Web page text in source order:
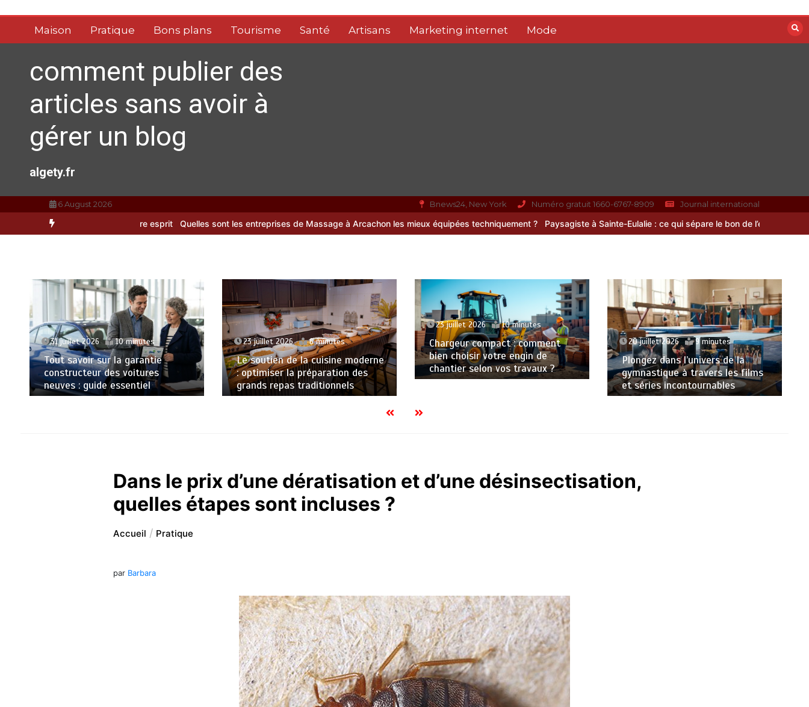
contenuMaison Pratique Bons plans Tourisme Santé Artisans Marketing internet Mode
comment publier des
articles sans avoir à
gérer un blog
algety.fr
6 August 2026 Bnews24, New York Numéro gratuit 1660-6767-8909 Journal international
notre esprit Quelles sont les entreprises de Massage à Arcachon les mieux équipées techniquement ? Paysagiste à Sainte-Eulalie : ce qui sépare le bon de l’excellent Les bienfaits du sport
23 juillet 2026 6 minutes
Le soutien de la cuisine moderne
: optimiser la préparation des
grands repas traditionnels
23 juillet 2026 10 minutes
Chargeur compact : comment
bien choisir votre engin de
chantier selon vos travaux ?
20 juillet 2026 9 minutes
Plongez dans l’univers de la
gymnastique à travers les films
17 juillet 2026 17 minutes
Quelles sont les meilleures auto-
écoles pour un permis accéléré
en France en 2026 ?
Dans le prix d’une dératisation et d’une désinsectisation,
quelles étapes sont incluses ?
Accueil Pratique
par Barbara